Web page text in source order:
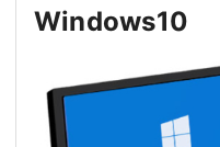
Windows10